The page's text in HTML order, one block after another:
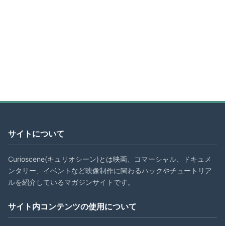
サイトについて
Curioscene(キュリオシーン)とは映画、コマーシャル、ドキュメ
ンタリー、イベントなど映像制作に関わるハックやチュートリア
ルを紹介しているマガジンサイトです。
サイト内コンテンツの使用について